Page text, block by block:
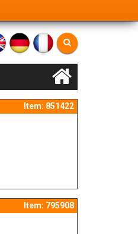
Item: 851422
Item: 795908